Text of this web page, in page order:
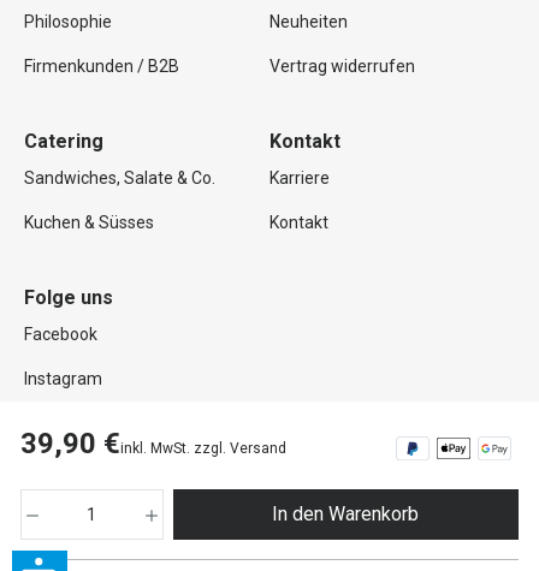
39,90 €inkl. MwSt. zzgl. Versand
In den Warenkorb
Philosophie
Firmenkunden / B2B
Neuheiten
Vertrag widerrufen
Catering
Sandwiches, Salate & Co.
Kuchen & Süsses
Kontakt
Karriere
Kontakt
Folge uns
Facebook
Instagram
Impressum Datenschutz AGB
Widerrufsrecht